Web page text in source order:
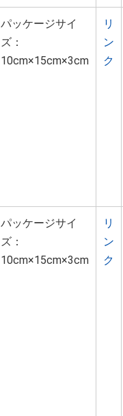
パッケージサイ
ズ：
10cm×15cm×3cm
リ
ン
ク
パッケージサイ
ズ：
10cm×15cm×3cm
リ
ン
ク